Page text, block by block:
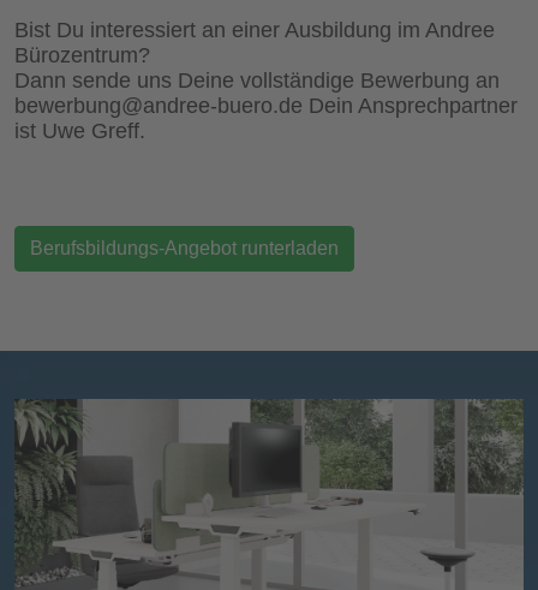
Bist Du interessiert an einer Ausbildung im Andree
Bürozentrum?
Dann sende uns Deine vollständige Bewerbung an
bewerbung@andree-buero.de Dein Ansprechpartner
ist Uwe Greff.
Berufsbildungs-Angebot runterladen